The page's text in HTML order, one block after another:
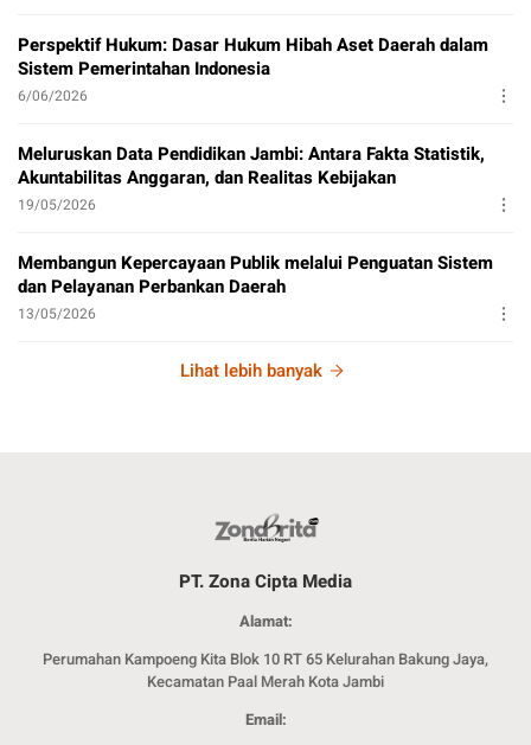
Perspektif Hukum: Dasar Hukum Hibah Aset Daerah dalam
Sistem Pemerintahan Indonesia
6/06/2026
Meluruskan Data Pendidikan Jambi: Antara Fakta Statistik,
Akuntabilitas Anggaran, dan Realitas Kebijakan
19/05/2026
Membangun Kepercayaan Publik melalui Penguatan Sistem
dan Pelayanan Perbankan Daerah
13/05/2026
Lihat lebih banyak
PT. Zona Cipta Media
Alamat:
Perumahan Kampoeng Kita Blok 10 RT 65 Kelurahan Bakung Jaya,
Kecamatan Paal Merah Kota Jambi
Email: